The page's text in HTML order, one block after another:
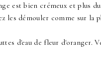
est bien crémeux et plus
les démouler comme sur la
d'eau de fleur d'oranger.